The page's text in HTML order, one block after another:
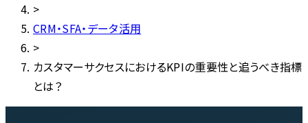
>
CRM・SFA・データ活用
>
カスタマーサクセスにおけるKPIの重要性と追うべき指標
とは？